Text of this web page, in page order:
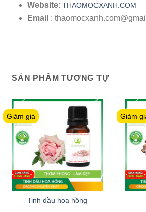
Website: THAOMOCXANH.COM
Email :
SẢN PHẨM TƯƠNG TỰ
Giảm giá
Tinh dầu hoa hồng
Giảm